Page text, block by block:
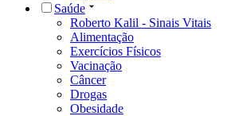
Saúde
Roberto Kalil - Sinais Vitais
Alimentação
Exercícios Físicos
Vacinação
Câncer
Drogas
Obesidade